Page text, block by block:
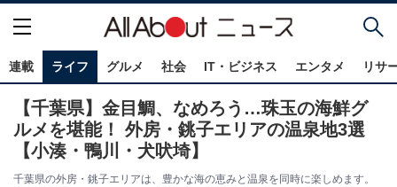
連載 ライフ グルメ 社会 IT・ビジネス エンタメ リサ
【千葉県】金目鯛、なめろう…珠玉の海鮮グ
ルメを堪能！ 外房・銚子エリアの温泉地3選
【小湊・鴨川・犬吠埼】
千葉県の外房・銚子エリアは、豊かな海の恵みと温泉を同時に楽しめます。